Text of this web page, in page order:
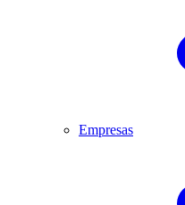
Empresas